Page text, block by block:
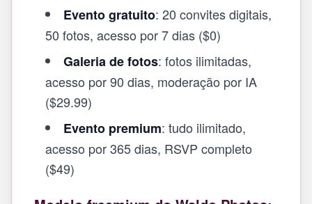
Evento gratuito: 20 convites digitais,
50 fotos, acesso por 7 dias ($0)
Galeria de fotos: fotos ilimitadas,
acesso por 90 dias, moderação por IA
($29.99)
Evento premium: tudo ilimitado,
acesso por 365 dias, RSVP completo
($49)